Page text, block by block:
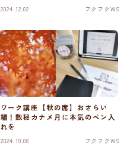
2024.12.02 フクフクWS
ワーク講座【秋の席】おさらい
編！数秘カナメ月に本気のペン入
れを
2024.10.08 フクフクWS